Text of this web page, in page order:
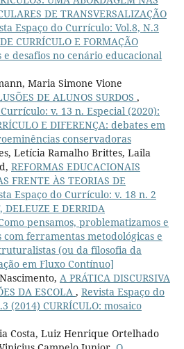
DE TRANSVERSALIZAÇÃO
Espaço do Currículo: Vol.8, N.3
CURRÍCULO E FORMAÇÃO
e desafios no cenário educacional
Maria Simone Vione
DE ALUNOS SURDOS ,
v. 13 n. Especial (2020):
E DIFERENÇA: debates em
conservadoras
Letícia Ramalho Brittes, Laila
REFORMAS EDUCACIONAIS
FRENTE ÀS TEORIAS DE
Espaço do Currículo: v. 18 n. 2
DELEUZE E DERRIDA
pensamos, problematizamos e
ferramentas metodológicas e
(ou da filosofia da
em Fluxo Contínuo]
A PRÁTICA DISCURSIVA
DA ESCOLA , Revista Espaço do
(2014) CURRÍCULO: mosaico
Costa, Luiz Henrique Ortelhado